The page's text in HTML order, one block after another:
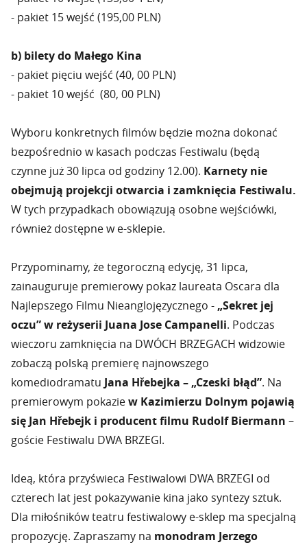
- pakiet 15 wejść (195,00 PLN)
b) bilety do Małego Kina
- pakiet pięciu wejść (40, 00 PLN)
- pakiet 10 wejść (80, 00 PLN)
Wyboru konkretnych filmów będzie można dokonać
bezpośrednio w kasach podczas Festiwalu (będą
czynne już 30 lipca od godziny 12.00). Karnety nie
obejmują projekcji otwarcia i zamknięcia Festiwalu.
W tych przypadkach obowiązują osobne wejściówki,
również dostępne w e-sklepie.
Przypominamy, że tegoroczną edycję, 31 lipca,
zainauguruje premierowy pokaz laureata Oscara dla
Najlepszego Filmu Nieanglojęzycznego - „Sekret jej
oczu” w reżyserii Juana Jose Campanelli. Podczas
wieczoru zamknięcia na DWÓCH BRZEGACH widzowie
zobaczą polską premierę najnowszego
komediodramatu Jana Hřebejka – „Czeski błąd”. Na
premierowym pokaziew Kazimierzu Dolnym pojawią
się Jan Hřebejk i producent filmu Rudolf Biermann –
goście Festiwalu DWA BRZEGI.
Ideą, która przyświeca Festiwalowi DWA BRZEGI od
czterech lat jest pokazywanie kina jako syntezy sztuk.
Dla miłośników teatru festiwalowy e-sklep ma specjalną
propozycję. Zapraszamy na monodram Jerzego